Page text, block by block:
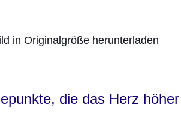
in Originalgröße herunterladen
die das Herz